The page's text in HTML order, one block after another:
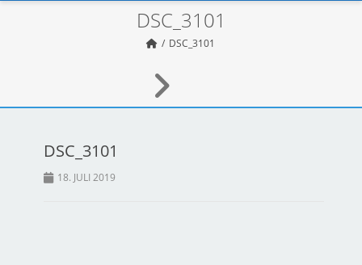
DSC_3101
DSC_3101
DSC_3101
18. JULI 2019